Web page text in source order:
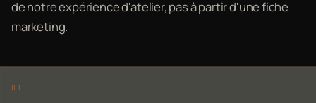
de notre expérience d'atelier, pas à partir d'une fiche
marketing.